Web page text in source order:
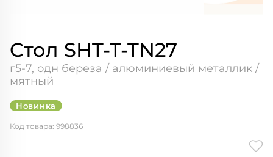
Cтол SHT-T-TN27
г5-7, одн береза / алюминиевый металлик /
мятный
Новинка
Код товара: 998836